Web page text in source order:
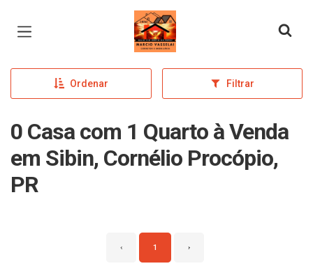
Página inicial
Ordenar Filtrar
0 Casa com 1 Quarto à Venda
em Sibin, Cornélio Procópio,
PR
‹ 1 ›